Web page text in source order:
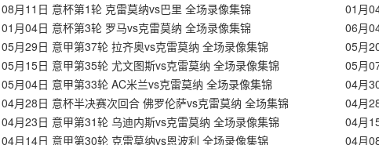
08月11日 意杯第1轮 克雷莫纳vs巴里 全场录像集锦
01月
01月04日 意杯第3轮 罗马vs克雷莫纳 全场录像集锦
06月
05月29日 意甲第37轮 拉齐奥vs克雷莫纳 全场录像集锦
05月
05月15日 意甲第35轮 尤文图斯vs克雷莫纳 全场录像集锦
05月
05月04日 意甲第33轮 AC米兰vs克雷莫纳 全场录像集锦
04月
04月28日 意杯半决赛次回合 佛罗伦萨vs克雷莫纳 全场集锦
04月23日 意甲第31轮 乌迪内斯vs克雷莫纳 全场录像集锦
04月
04月14日 意甲第30轮 克雷莫纳vs恩波利 全场录像集锦
04月